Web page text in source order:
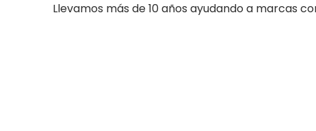
Llevamos más de 10 años ayudando a marcas